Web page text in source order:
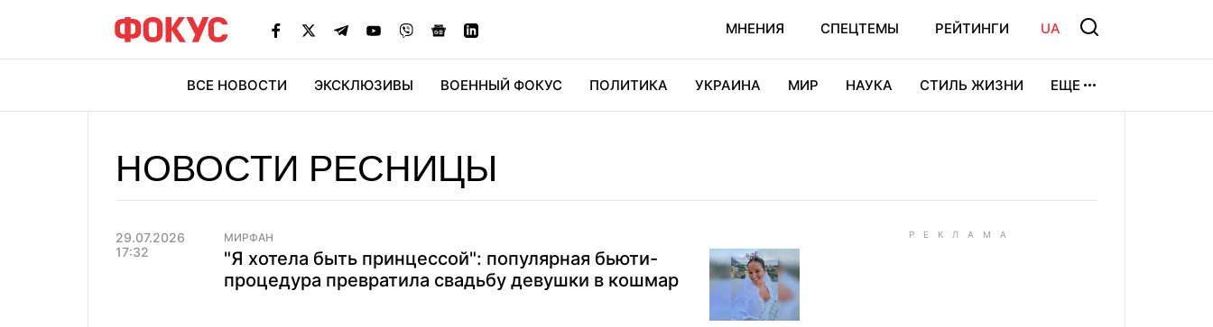
МНЕНИЯ СПЕЦТЕМЫ РЕЙТИНГИ UA
ВСЕ НОВОСТИ ЭКСКЛЮЗИВЫ ВОЕННЫЙ ФОКУС ПОЛИТИКА УКРАИНА МИР НАУКА СТИЛЬ ЖИЗНИ ЕЩЕ
НОВОСТИ РЕСНИЦЫ
29.07.2026
17:32
МИРФАН
"Я хотела быть принцессой": популярная бьюти-
процедура превратила свадьбу девушки в кошмар